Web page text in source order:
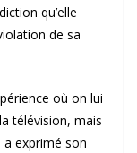
qu’elle
de sa
où on lui
télévision, mais
a exprimé son